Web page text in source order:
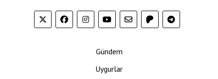
Gündem
Uygurlar